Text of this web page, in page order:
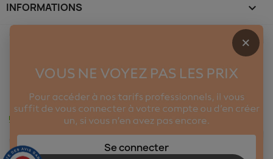
INFORMATIONS keyboard_arrow_down
×
Se connecter